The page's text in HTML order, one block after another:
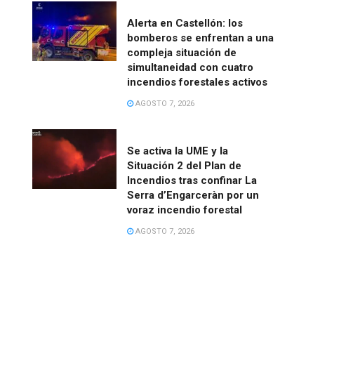
Alerta en Castellón: los
bomberos se enfrentan a una
compleja situación de
simultaneidad con cuatro
incendios forestales activos
AGOSTO 7, 2026
Se activa la UME y la
Situación 2 del Plan de
Incendios tras confinar La
Serra d’Engarceràn por un
voraz incendio forestal
AGOSTO 7, 2026